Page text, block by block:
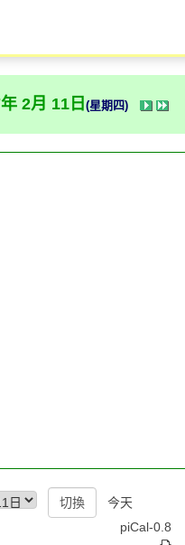
2月 11日 (星期四)
今天
piCal-0.8